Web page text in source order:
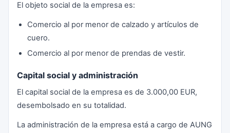
El objeto social de la empresa es:
Comercio al por menor de calzado y artículos de
cuero.
Comercio al por menor de prendas de vestir.
Capital social y administración
El capital social de la empresa es de 3.000,00 EUR,
desembolsado en su totalidad.
La administración de la empresa está a cargo de AUNG